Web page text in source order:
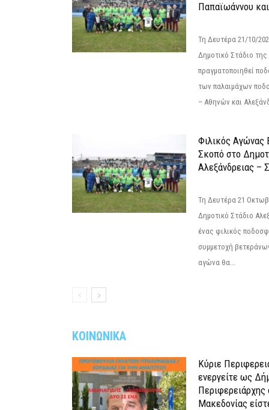
Παπαϊωάννου
Τη Δευτέρα 21/10/
Δημοτικό Στάδιο
πραγματοποιηθεί
των παλαιμάχων
– Αθηνών και
Φιλικός Αγώνας
Σκοπό στο
Αλεξάνδρειας –
Τη Δευτέρα 21
Δημοτικό Στάδιο
ένας φιλικός
συμμετοχή
αγώνα θα...
ΚΟΙΝΩΝΙΚΑ
Κύριε
ενεργείτε ως
Περιφερειάρχης
Μακεδονίας